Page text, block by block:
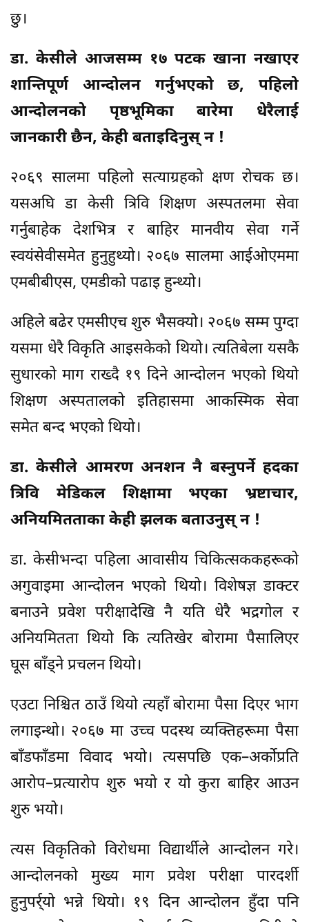
छु।
डा. केसीले आजसम्म १७ पटक खाना नखाएर
शान्तिपूर्ण आन्दोलन गर्नुभएको छ, पहिलो
आन्दोलनको पृष्ठभूमिका बारेमा धेरैलाई
जानकारी छैन, केही बताइदिनुस् न !
२०६९ सालमा पहिलो सत्याग्रहको क्षण रोचक छ।
यसअघि डा केसी त्रिवि शिक्षण अस्पतलमा सेवा
गर्नुबाहेक देशभित्र र बाहिर मानवीय सेवा गर्ने
स्वयंसेवीसमेत हुनुहुथ्यो। २०६७ सालमा आईओएममा
एमबीबीएस, एमडीको पढाइ हुन्थ्यो।
अहिले बढेर एमसीएच शुरु भैसक्यो। २०६७ सम्म पुग्दा
यसमा धेरै विकृति आइसकेको थियो। त्यतिबेला यसकै
सुधारको माग राख्दै १९ दिने आन्दोलन भएको थियो
शिक्षण अस्पतालको इतिहासमा आकस्मिक सेवा
समेत बन्द भएको थियो।
डा. केसीले आमरण अनशन नै बस्नुपर्ने हदका
त्रिवि मेडिकल शिक्षामा भएका भ्रष्टाचार,
अनियमितताका केही झलक बताउनुस् न !
डा. केसीभन्दा पहिला आवासीय चिकित्सककहरूको
अगुवाइमा आन्दोलन भएको थियो। विशेषज्ञ डाक्टर
बनाउने प्रवेश परीक्षादेखि नै यति धेरै भद्रगोल र
अनियमितता थियो कि त्यतिखेर बोरामा पैसालिएर
घूस बाँड्ने प्रचलन थियो।
एउटा निश्चित ठाउँ थियो त्यहाँ बोरामा पैसा दिएर भाग
लगाइन्थो। २०६७ मा उच्च पदस्थ व्यक्तिहरूमा पैसा
बाँडफाँडमा विवाद भयो। त्यसपछि एक–अर्कोप्रति
आरोप–प्रत्यारोप शुरु भयो र यो कुरा बाहिर आउन
शुरु भयो।
त्यस विकृतिको विरोधमा विद्यार्थीले आन्दोलन गरे।
आन्दोलनको मुख्य माग प्रवेश परीक्षा पारदर्शी
हुनुपर्र्यो भन्ने थियो। १९ दिन आन्दोलन हुँदा पनि